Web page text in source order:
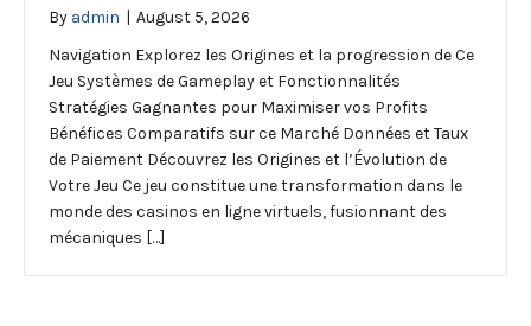
By admin | August 5, 2026
Navigation Explorez les Origines et la progression de Ce
Jeu Systèmes de Gameplay et Fonctionnalités
Stratégies Gagnantes pour Maximiser vos Profits
Bénéfices Comparatifs sur ce Marché Données et Taux
de Paiement Découvrez les Origines et l’Évolution de
Votre Jeu Ce jeu constitue une transformation dans le
monde des casinos en ligne virtuels, fusionnant des
mécaniques […]